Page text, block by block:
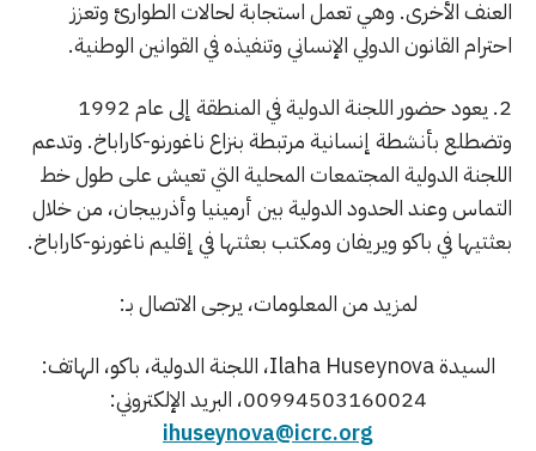
العنف الأخرى. وهي تعمل استجابة لحالات الطوارئ وتعزز
احترام القانون الدولي الإنساني وتنفيذه في القوانين الوطنية.
2. يعود حضور اللجنة الدولية في المنطقة إلى عام 1992
وتضطلع بأنشطة إنسانية مرتبطة بنزاع ناغورنو-كاراباخ. وتدعم
اللجنة الدولية المجتمعات المحلية التي تعيش على طول خط
التماس وعند الحدود الدولية بين أرمينيا وأذربيجان، من خلال
بعثتيها في باكو ويريفان ومكتب بعثتها في إقليم ناغورنو-كاراباخ.
لمزيد من المعلومات، يرجى الاتصال بـ:
السيدة Ilaha Huseynova، اللجنة الدولية، باكو، الهاتف:
00994503160024، البريد الإلكتروني:
ihuseynova@icrc.org